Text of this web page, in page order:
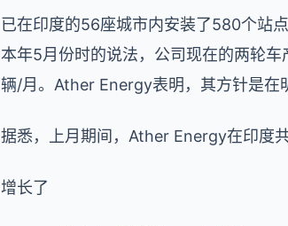
已在印度的56座城市内安装了580个站
本年5月份时的说法，公司现在的两轮
辆/月。Ather Energy表明，其方针是在
据悉，上月期间，Ather Energy在印度
增长了